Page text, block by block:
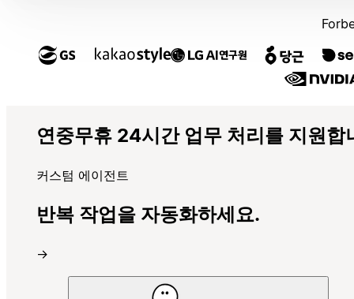
연중무휴 24시간 업무 처리를 지원합
커스텀 에이전트
반복 작업을 자동화하세요.
→